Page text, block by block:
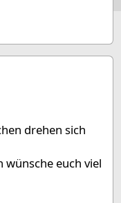
drehen sich
wünsche euch viel